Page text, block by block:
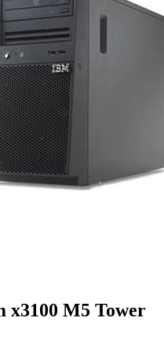
x3100 M5 Tower